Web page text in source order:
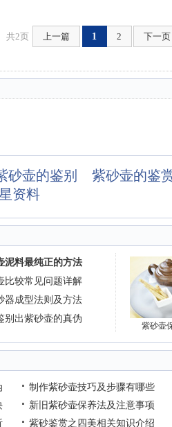
共2页 上一篇 1 2 下一页
砂壶的鉴别
紫砂壶的鉴
资料
泥料最纯正的方法
比较常见问题详解
器成型法则及方法
别出紫砂壶的真伪
紫砂壶
制作紫砂壶技巧及步骤有哪些
新旧紫砂壶保养法及注意事项
紫砂鉴赏之四美相关知识介绍